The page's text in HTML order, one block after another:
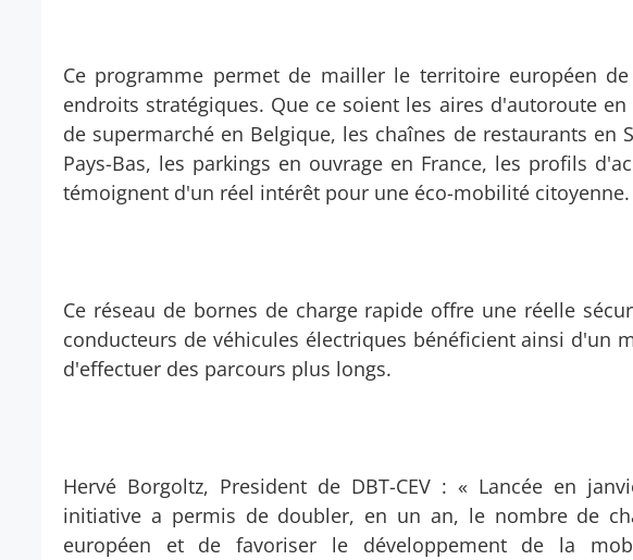
Ce programme permet de mailler le territoire européen
endroits stratégiques. Que ce soient les aires d'autoroute
de supermarché en Belgique, les chaînes de restaurants en
Pays-Bas, les parkings en ouvrage en France, les profils
témoignent d'un réel intérêt pour une éco-mobilité citoyenne.
Ce réseau de bornes de charge rapide offre une réelle
conducteurs de véhicules électriques bénéficient ainsi d'un
d'effectuer des parcours plus longs.
Hervé Borgoltz, President de DBT-CEV : « Lancée en
initiative a permis de doubler, en un an, le nombre de
européen et de favoriser le développement de la